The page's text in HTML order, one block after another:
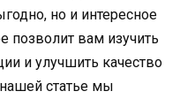
но и интересное
позволит вам изучить
и улучшить качество
статье мы